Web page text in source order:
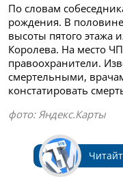
По словам
рождения. В
высоты пятого этажа
Королева. На место
правоохранители.
смертельными,
констатировать
фото: Яндекс.Карты